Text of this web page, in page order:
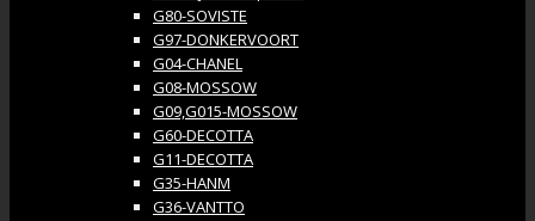
G80-SOVISTE
G97-DONKERVOORT
G04-CHANEL
G08-MOSSOW
G09,G015-MOSSOW
G60-DECOTTA
G11-DECOTTA
G35-HANM
G36-VANTTO